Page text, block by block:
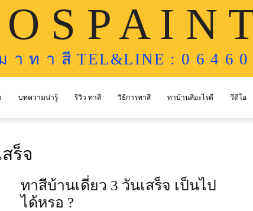
S P A I N
า ท า สี TEL&LINE : 0 6 4 6 0
บทความน่ารู้ รีวิว ทาสี วิธีการทาสี ทาบ้านสีอะไรดี วีดีโอ
ร็จ
ทาสีบ้านเดี่ยว 3 วันเสร็จ เป็นไป
ได้หรอ ?